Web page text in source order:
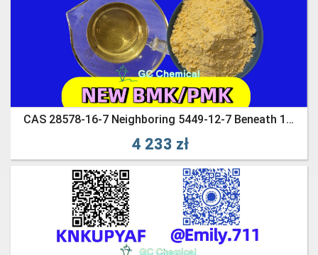
CAS 28578-16-7 Neighboring 5449-12-7 Beneath 13605-48-6
4 233 zł